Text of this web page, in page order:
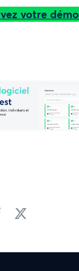
votre démo